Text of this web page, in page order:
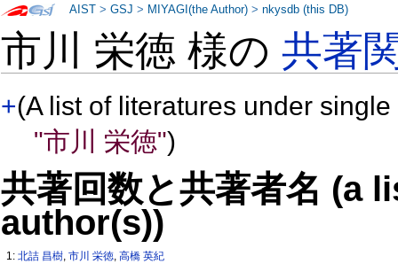
市川 栄徳 様の共著
+(A list of literatures under
"市川 栄徳")
共著回数と共著者名 (a
author(s))
1:北詰 昌樹,市川 栄徳,高橋 英紀
AIST >GSJ > MIYAGI(the Author) >nkysdb (this DB)